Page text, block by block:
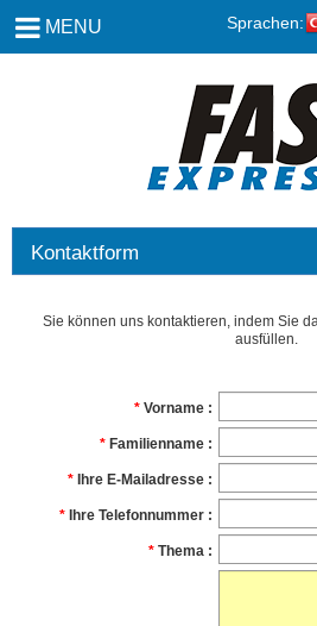
MENU Sprachen:
Kontaktform
Sie können uns kontaktieren, indem Sie
ausfüllen.
Vorname
Familienname
Ihre E-Mailadresse
Ihre Telefonnummer
Thema